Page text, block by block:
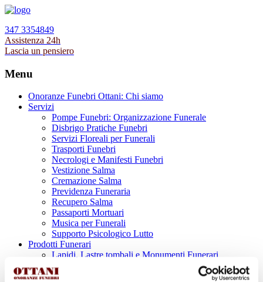
347 3354849
Assistenza 24h
Lascia un pensiero
Menu
Onoranze Funebri Ottani: Chi siamo
Servizi
Pompe Funebri: Organizzazione Funerale
Disbrigo Pratiche Funebri
Servizi Floreali per Funerali
Trasporti Funebri
Necrologi e Manifesti Funebri
Vestizione Salma
Cremazione Salma
Previdenza Funeraria
Recupero Salma
Passaporti Mortuari
Musica per Funerali
Supporto Psicologico Lutto
Prodotti Funerari
Lapidi, Lastre tombali e Monumenti Funerari
Urne Cinerarie
Allestimento Funebre